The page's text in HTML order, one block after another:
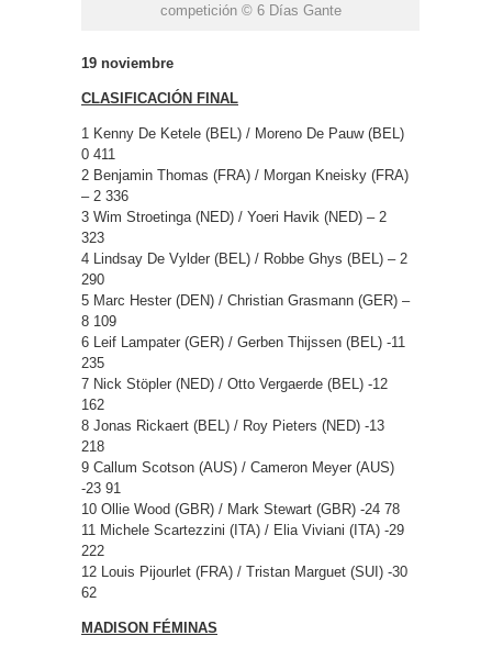
competición © 6 Días Gante
19 noviembre
CLASIFICACIÓN FINAL
1 Kenny De Ketele (BEL) / Moreno De Pauw (BEL)
0 411
2 Benjamin Thomas (FRA) / Morgan Kneisky (FRA)
– 2 336
3 Wim Stroetinga (NED) / Yoeri Havik (NED) – 2
323
4 Lindsay De Vylder (BEL) / Robbe Ghys (BEL) – 2
290
5 Marc Hester (DEN) / Christian Grasmann (GER) –
8 109
6 Leif Lampater (GER) / Gerben Thijssen (BEL) -11
235
7 Nick Stöpler (NED) / Otto Vergaerde (BEL) -12
162
8 Jonas Rickaert (BEL) / Roy Pieters (NED) -13
218
9 Callum Scotson (AUS) / Cameron Meyer (AUS)
-23 91
10 Ollie Wood (GBR) / Mark Stewart (GBR) -24 78
11 Michele Scartezzini (ITA) / Elia Viviani (ITA) -29
222
12 Louis Pijourlet (FRA) / Tristan Marguet (SUI) -30
62
MADISON FÉMINAS